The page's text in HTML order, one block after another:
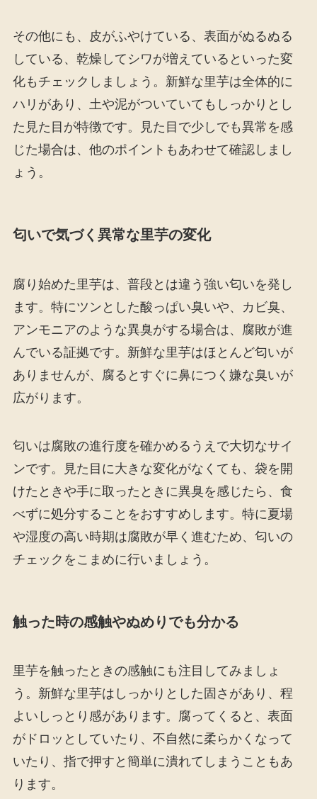
その他にも、皮がふやけている、表面がぬるぬる
している、乾燥してシワが増えているといった変
化もチェックしましょう。新鮮な里芋は全体的に
ハリがあり、土や泥がついていてもしっかりとし
た見た目が特徴です。見た目で少しでも異常を感
じた場合は、他のポイントもあわせて確認しまし
ょう。
匂いで気づく異常な里芋の変化
腐り始めた里芋は、普段とは違う強い匂いを発し
ます。特にツンとした酸っぱい臭いや、カビ臭、
アンモニアのような異臭がする場合は、腐敗が進
んでいる証拠です。新鮮な里芋はほとんど匂いが
ありませんが、腐るとすぐに鼻につく嫌な臭いが
広がります。
匂いは腐敗の進行度を確かめるうえで大切なサイ
ンです。見た目に大きな変化がなくても、袋を開
けたときや手に取ったときに異臭を感じたら、食
べずに処分することをおすすめします。特に夏場
や湿度の高い時期は腐敗が早く進むため、匂いの
チェックをこまめに行いましょう。
触った時の感触やぬめりでも分かる
里芋を触ったときの感触にも注目してみましょ
う。新鮮な里芋はしっかりとした固さがあり、程
よいしっとり感があります。腐ってくると、表面
がドロッとしていたり、不自然に柔らかくなって
いたり、指で押すと簡単に潰れてしまうこともあ
ります。